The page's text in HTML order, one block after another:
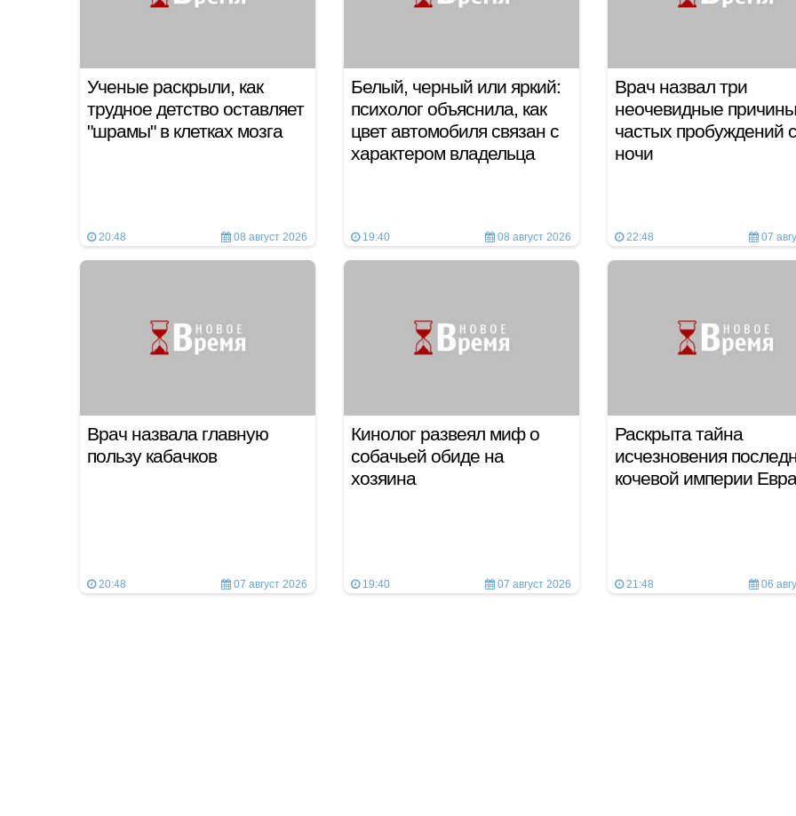
Ученые раскрыли, как
трудное детство оставляет
"шрамы" в клетках мозга
20:48 08 август 2026
Белый, черный или яркий:
психолог объяснила, как
цвет автомобиля связан с
характером владельца
19:40 08 август 2026
Врач назвал три
неочевидные причины
частых пробуждений
ночи
22:48 07
Врач назвала главную
пользу кабачков
20:48 07 август 2026
Кинолог развеял миф о
собачьей обиде на
хозяина
19:40 07 август 2026
Раскрыта тайна
исчезновения
кочевой империи
21:48 06